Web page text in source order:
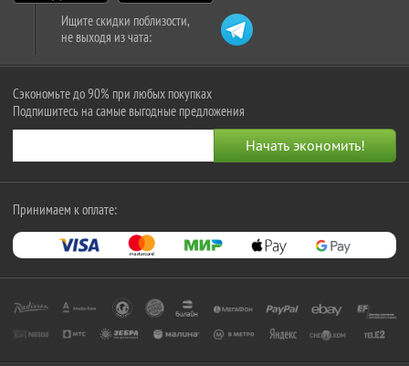
Ищите скидки поблизости,
не выходя из чата:
Сэкономьте до 90% при любых покупках
Подпишитесь на самые выгодные предложения
Принимаем к оплате: